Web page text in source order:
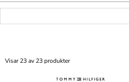
Visar 23 av 23 produkter